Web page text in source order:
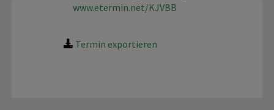
www.etermin.net/KJVBB
Termin exportieren